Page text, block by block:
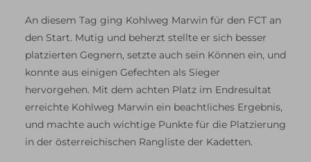
An diesem Tag ging Kohlweg Marwin für den FCT an
den Start. Mutig und beherzt stellte er sich besser
platzierten Gegnern, setzte auch sein Können ein, und
konnte aus einigen Gefechten als Sieger
hervorgehen. Mit dem achten Platz im Endresultat
erreichte Kohlweg Marwin ein beachtliches Ergebnis,
und machte auch wichtige Punkte für die Platzierung
in der österreichischen Rangliste der Kadetten.